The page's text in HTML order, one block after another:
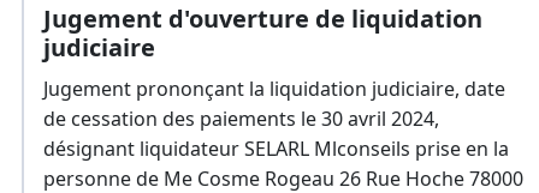
Jugement d'ouverture de liquidation
judiciaire
Jugement prononçant la liquidation judiciaire, date
de cessation des paiements le 30 avril 2024,
désignant liquidateur SELARL Mlconseils prise en la
personne de Me Cosme Rogeau 26 Rue Hoche 78000